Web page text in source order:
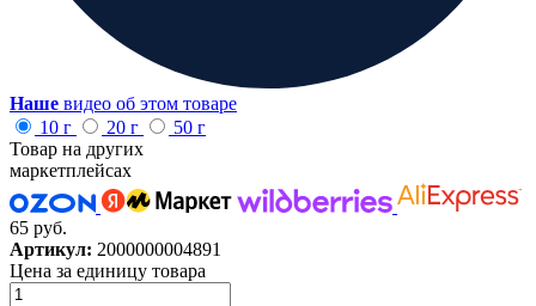
Наше видео об этом товаре
10 г
20 г
50 г
Товар на других
маркетплейсах
65 руб.
Артикул: 2000000004891
Цена за единицу товара